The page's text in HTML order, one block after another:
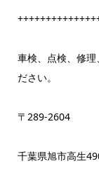
車検、点検、修
ださい。
〒289-2604
千葉県旭市高生